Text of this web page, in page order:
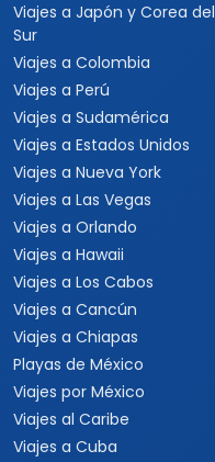
Viajes a Japón y Corea del
Sur
Viajes a Colombia
Viajes a Perú
Viajes a Sudamérica
Viajes a Estados Unidos
Viajes a Nueva York
Viajes a Las Vegas
Viajes a Orlando
Viajes a Hawaii
Viajes a Los Cabos
Viajes a Cancún
Viajes a Chiapas
Playas de México
Viajes por México
Viajes al Caribe
Viajes a Cuba